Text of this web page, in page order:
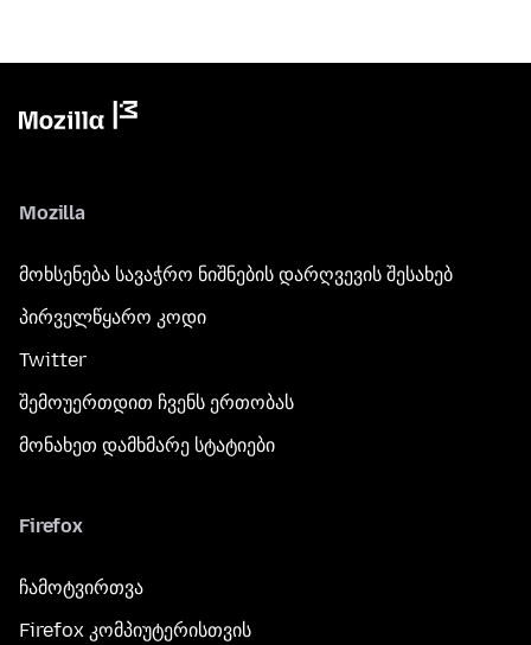
Mozilla
მოხსენება სავაჭრო ნიშნების დარღვევის შესახებ
პირველწყარო კოდი
Twitter
შემოუერთდით ჩვენს ერთობას
მონახეთ დამხმარე სტატიები
Firefox
ჩამოტვირთვა
Firefox კომპიუტერისთვის